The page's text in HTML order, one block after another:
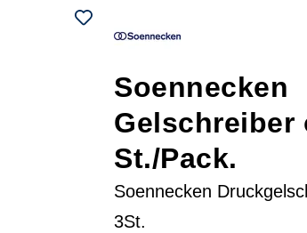
Soennecken
Gelschreiber
St./Pack.
Soennecken
3St.